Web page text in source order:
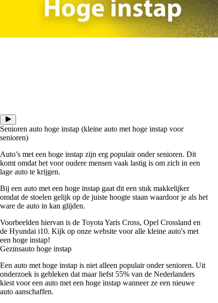
Senioren auto hoge instap (kleine auto met hoge instap voor
senioren)
Auto’s met een hoge instap zijn erg populair onder senioren. Dit
komt omdat het voor oudere mensen vaak lastig is om zich in een
lage auto te krijgen.
Bij een auto met een hoge instap gaat dit een stuk makkelijker
omdat de stoelen gelijk op de juiste hoogte staan waardoor je als het
ware de auto in kan glijden.
Voorbeelden hiervan is de Toyota Yaris Cross, Opel Crossland en
de Hyundai i10. Kijk op onze website voor alle kleine auto's met
een hoge instap!
Gezinsauto hoge instap
Een auto met hoge instap is niet alleen populair onder senioren. Uit
onderzoek is gebleken dat maar liefst 55% van de Nederlanders
kiest voor een auto met een hoge instap wanneer ze een nieuwe
auto aanschaffen.